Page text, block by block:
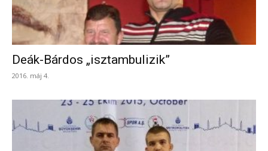
Deák-Bárdos „isztambulizik”
2016. máj 4.